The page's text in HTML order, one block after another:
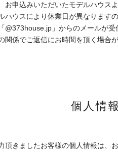
お申込みいただいたモデルハウス
ハウスにより休業日が異なります
@373house.jp」からのメールが受
関係でご返信にお時間を頂く場合
個人情
頂きましたお客様の個人情報は、